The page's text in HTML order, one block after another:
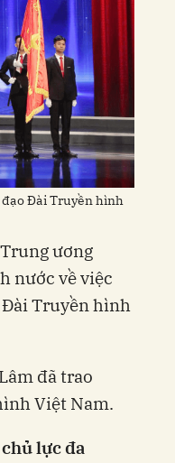
đạo Đài Truyền hình
ương
nước về việc
Đài Truyền hình
đã trao
Việt Nam.
lực đa